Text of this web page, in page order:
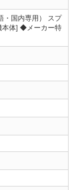
・国内専用） スプ
本体] ◆メーカー特